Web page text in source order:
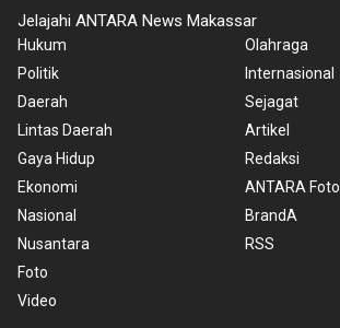
Jelajahi ANTARA News Makassar
Hukum
Politik
Daerah
Lintas Daerah
Gaya Hidup
Ekonomi
Nasional
Nusantara
Foto
Video
Olahraga
Internasional
Sejagat
Artikel
Redaksi
ANTARA Foto
BrandA
RSS